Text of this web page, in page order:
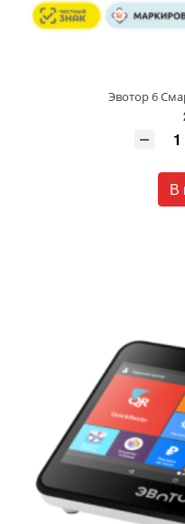
Эвотор 6
В